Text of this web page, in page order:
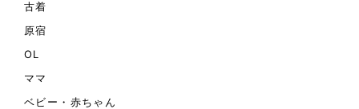
古着
原宿
OL
ママ
ベビー・赤ちゃん